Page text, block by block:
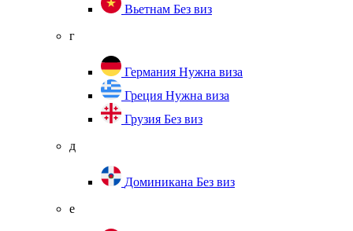
Вьетнам Без виз
г
Германия Нужна виза
Греция Нужна виза
Грузия Без виз
д
Доминикана Без виз
е